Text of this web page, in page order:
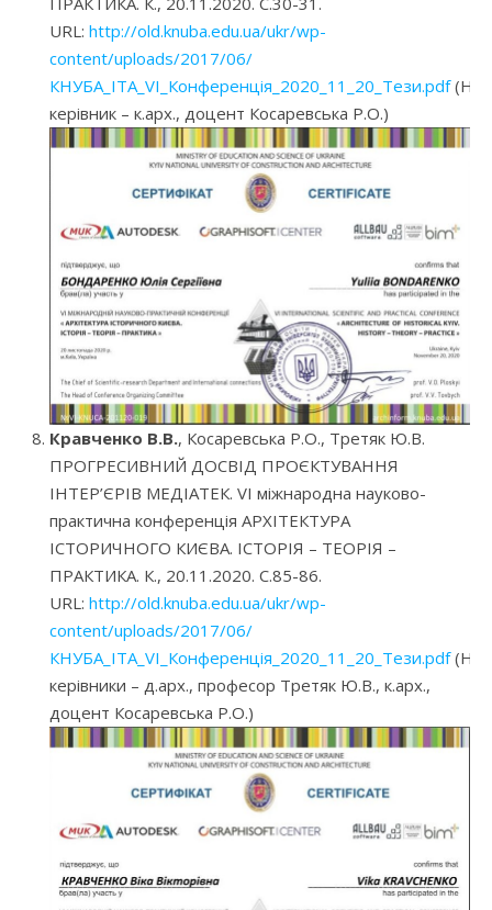
URL: http://old.knuba.edu.ua/ukr/wp-
content/uploads/2017/06/
КНУБА_ІТА_VI_Конференція_2020_11_20_Тези.pdf
керівник – к.арх., доцент Косаревська Р.О.)
Кравченко В.В., Косаревська Р.О., Третяк Ю.В.
ПРОГРЕСИВНИЙ ДОСВІД ПРОЄКТУВАННЯ
ІНТЕР’ЄРІВ МЕДІАТЕК. VI міжнародна науково-
практична конференція АРХІТЕКТУРА
ІСТОРИЧНОГО КИЄВА. ІСТОРІЯ – ТЕОРІЯ –
ПРАКТИКА. К., 20.11.2020. С.85-86.
URL: http://old.knuba.edu.ua/ukr/wp-
content/uploads/2017/06/
КНУБА_ІТА_VI_Конференція_2020_11_20_Тези.pdf
керівники – д.арх., професор Третяк Ю.В., к.арх.,
доцент Косаревська Р.О.)